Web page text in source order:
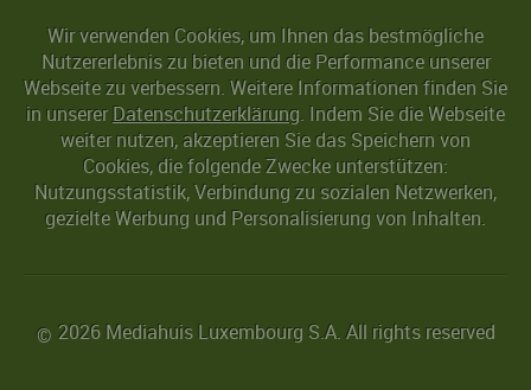
Wir verwenden Cookies, um Ihnen das bestmögliche
Nutzererlebnis zu bieten und die Performance unserer
Webseite zu verbessern. Weitere Informationen finden Sie
in unserer Datenschutzerklärung. Indem Sie die Webseite
weiter nutzen, akzeptieren Sie das Speichern von
Cookies, die folgende Zwecke unterstützen:
Nutzungsstatistik, Verbindung zu sozialen Netzwerken,
gezielte Werbung und Personalisierung von Inhalten.
© 2026 Mediahuis Luxembourg S.A. All rights reserved